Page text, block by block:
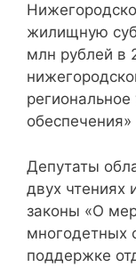
жилищную
млн рублей в
Депутаты
двух чтениях
законы «О
многодетных
поддержке